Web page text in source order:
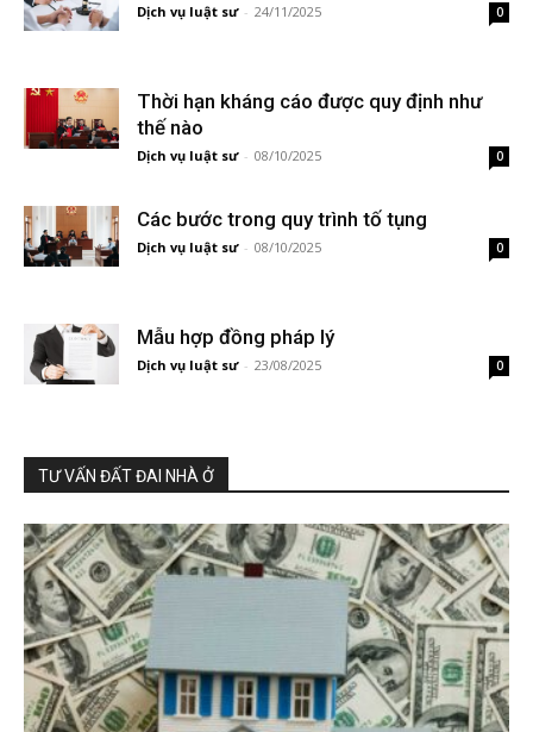
Dịch vụ luật sư - 24/11/2025 0
Thời hạn kháng cáo được quy định như
thế nào
Dịch vụ luật sư - 08/10/2025 0
Các bước trong quy trình tố tụng
Dịch vụ luật sư - 08/10/2025 0
Mẫu hợp đồng pháp lý
Dịch vụ luật sư - 23/08/2025 0
TƯ VẤN ĐẤT ĐAI NHÀ Ở